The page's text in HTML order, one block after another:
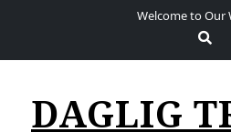
Welcome to Our
DAGLIG